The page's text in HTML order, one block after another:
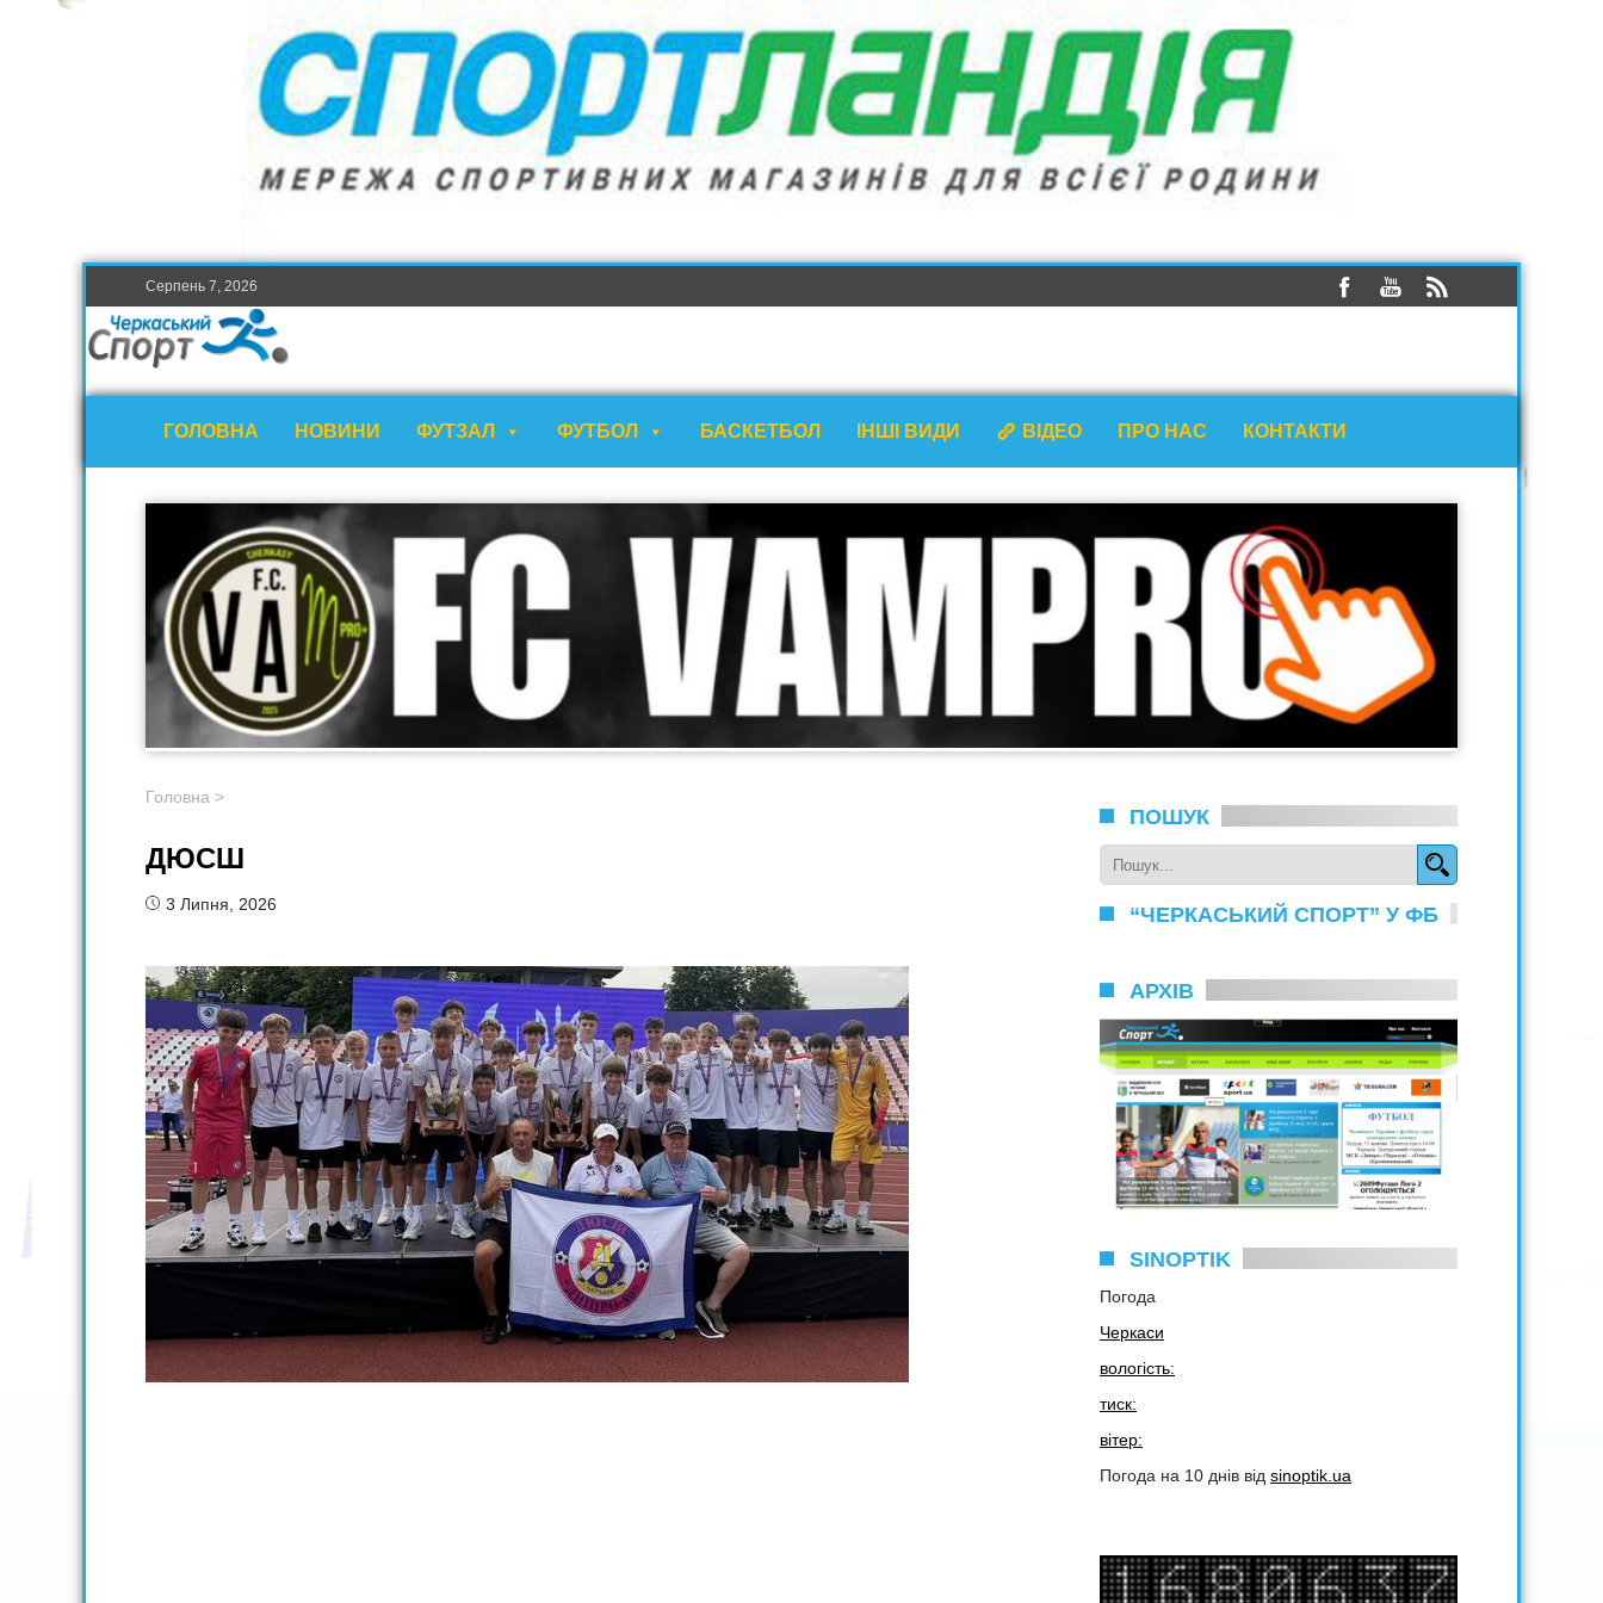
Серпень 7, 2026
ГОЛОВНА НОВИНИ ФУТЗАЛ ФУТБОЛ БАСКЕТБОЛ ІНШІ ВИДИ ВІДЕО ПРО НАС КОНТАКТИ
Головна >
ДЮСШ
3 Липня, 2026
ПОШУК
“ЧЕРКАСЬКИЙ СПОРТ” У ФБ
АРХІВ
SINOPTIK
Погода
Черкаси
вологість:
тиск:
вітер:
Погода на 10 днів від sinoptik.ua